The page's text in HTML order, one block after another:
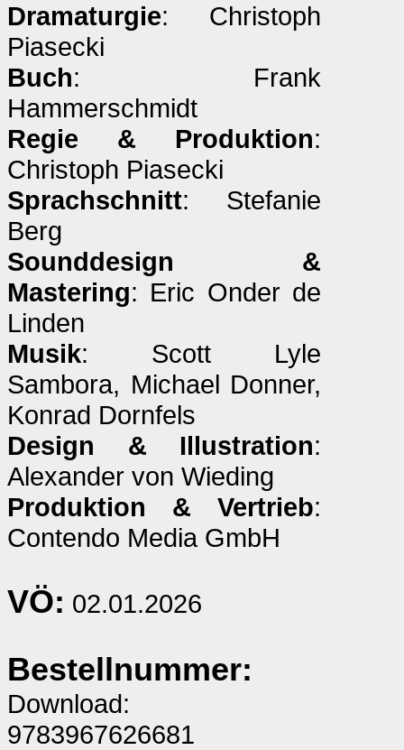
Dramaturgie: Christoph
Piasecki
Buch: Frank
Hammerschmidt
Regie & Produktion:
Christoph Piasecki
Sprachschnitt: Stefanie
Berg
Sounddesign &
Mastering: Eric Onder de
Linden
Musik: Scott Lyle
Sambora, Michael Donner,
Konrad Dornfels
Design & Illustration:
Alexander von Wieding
Produktion & Vertrieb:
Contendo Media GmbH
VÖ: 02.01.2026
Bestellnummer:
Download:
9783967626681